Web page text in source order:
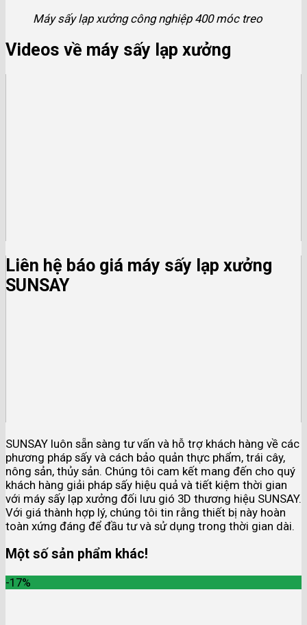
Máy sấy lạp xưởng công nghiệp 400 móc treo
Videos về máy sấy lạp xưởng
Liên hệ báo giá máy sấy lạp xưởng
SUNSAY
SUNSAY luôn sẵn sàng tư vấn và hỗ trợ khách hàng về các
phương pháp sấy và cách bảo quản thực phẩm, trái cây,
nông sản, thủy sản. Chúng tôi cam kết mang đến cho quý
khách hàng giải pháp sấy hiệu quả và tiết kiệm thời gian
với máy sấy lạp xưởng đối lưu gió 3D thương hiệu SUNSAY.
Với giá thành hợp lý, chúng tôi tin rằng thiết bị này hoàn
toàn xứng đáng để đầu tư và sử dụng trong thời gian dài.
Một số sản phẩm khác!
-17%